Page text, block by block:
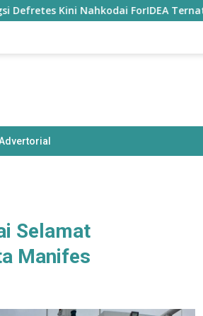
Kini Nahkodai ForIDEA Ternate
Selamat
Manifes